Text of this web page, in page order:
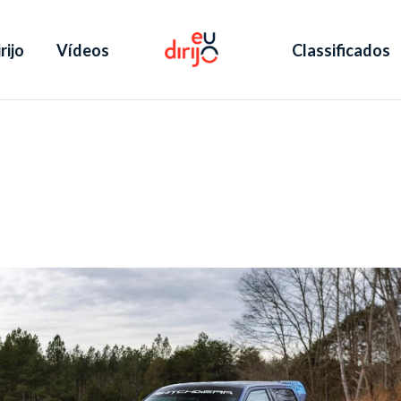
Vídeos Classificados